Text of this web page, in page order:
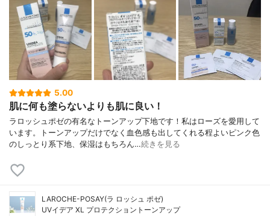
5.00
肌に何も塗らないよりも肌に良い！
ラロッシュポゼの有名なトーンアップ下地です！私はローズを愛用して
います。トーンアップだけでなく血色感も出してくれる程よいピンク色
のしっとり系下地、保湿はもちろん…続きを見る
LAROCHE-POSAY(ラ ロッシュ ポゼ)
UVイデア XL プロテクショントーンアップ